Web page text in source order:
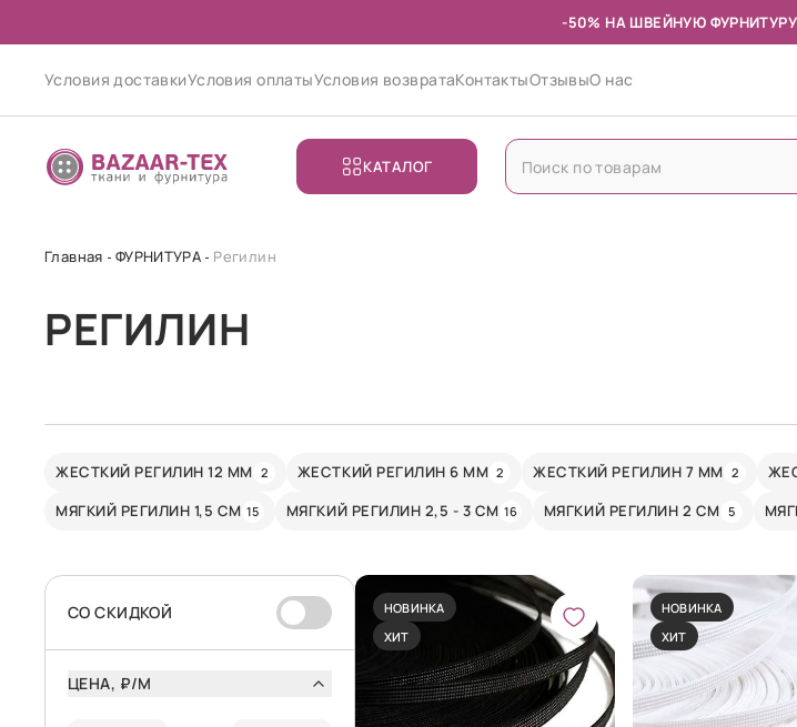
-50% НА ШВЕЙНУЮ
Условия доставкиУсловия оплатыУсловия возвратаКонтактыОтзывыО нас
КАТАЛОГ
Главная ФУРНИТУРА Регилин
РЕГИЛИН
ЖЕСТКИЙ РЕГИЛИН 12 ММ 2 ЖЕСТКИЙ РЕГИЛИН 6 ММ 2 ЖЕСТКИЙ РЕГИЛИН 7 ММ 2
МЯГКИЙ РЕГИЛИН 1,5 СМ 15 МЯГКИЙ РЕГИЛИН 2,5 - 3 СМ 16 МЯГКИЙ РЕГИЛИН 2 СМ 5
CО СКИДКОЙ
ЦЕНА, ₽/М
НОВИНКА
ХИТ
НОВИНКА
ХИТ